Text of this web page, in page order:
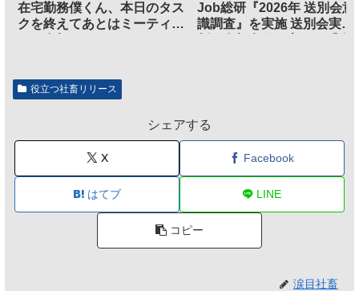
在宅勤務僕くん、本日のタス
クを終えてあとはミーティン
Job総研『2026年 送別会意
識調査』を実施 送別会実施
役立つ社畜リリース
シェアする
X Facebook
はてブ LINE
コピー
涙目社畜